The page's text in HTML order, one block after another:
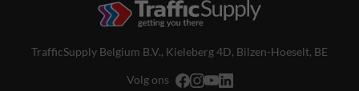
TrafficSupply Belgium B.V., Kieleberg 4D, Bilzen-Hoeselt, BE
Volg ons